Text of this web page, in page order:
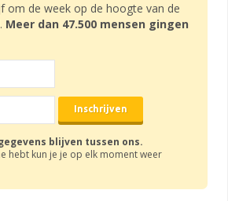
om de week op de hoogte van de
Meer dan 47.500 mensen gingen
blijven tussen ons.
hebt kun je je op elk moment weer